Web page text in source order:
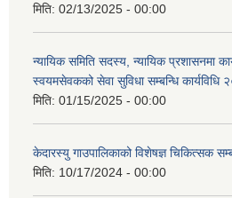
मिति: 02/13/2025 - 00:00
न्यायिक समिति सदस्य, न्यायिक प्रशासनमा
स्वयमसेवकको सेवा सुविधा सम्बन्धि कार्यविधि
मिति: 01/15/2025 - 00:00
केदारस्यु गाउपालिकाको विशेषज्ञ चिकित्सक
मिति: 10/17/2024 - 00:00